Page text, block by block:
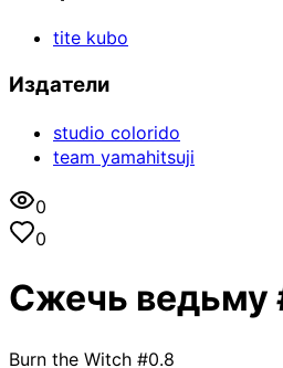
tite kubo
Издатели
studio colorido
team yamahitsuji
0
0
Сжечь ведьму
Burn the Witch #0.8